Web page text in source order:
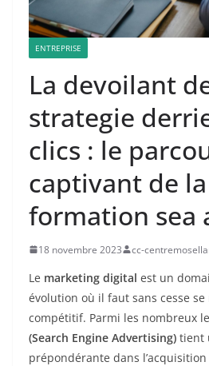
ENTREPRISE
La devoilant
strategie
clics : le
captivant de la
formation sea
18 novembre 2023 cc-
Le marketing digital est un
évolution où il faut sans cesse
compétitif. Parmi les nombreux
(Search Engine Advertising) tient
prépondérante dans